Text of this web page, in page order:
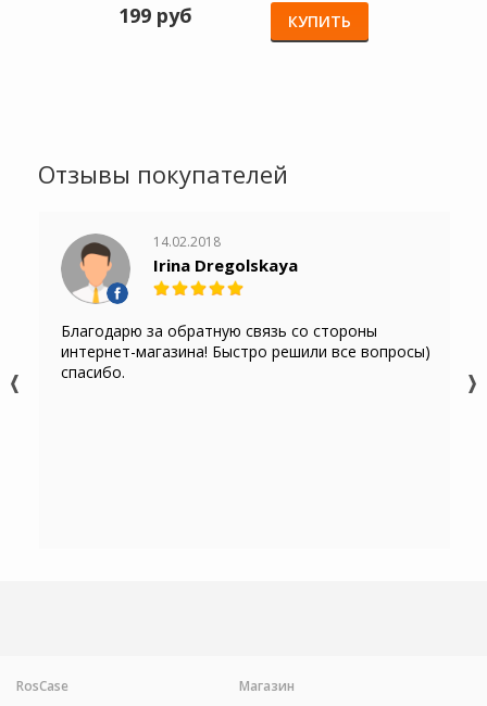
199 руб КУПИТЬ
Отзывы покупателей
14.02.2018
Irina Dregolskaya
Благодарю за обратную связь со стороны
интернет-магазина! Быстро решили все вопросы)
спасибо.
RosCase Магазин